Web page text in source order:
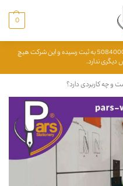
0
محصولات وایت برد پارس به شماره 50840001033615 به ثبت رسیده و این شرکت هیچ
دیگری ندارد.
و چه کاربردی دارد؟